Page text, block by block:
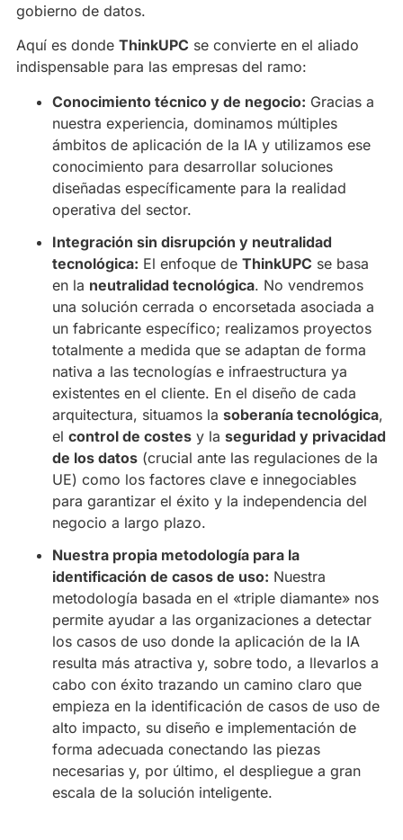
gobierno de datos.
Aquí es donde ThinkUPC se convierte en el aliado
indispensable para las empresas del ramo:
Conocimiento técnico y de negocio: Gracias a
nuestra experiencia, dominamos múltiples
ámbitos de aplicación de la IA y utilizamos ese
conocimiento para desarrollar soluciones
diseñadas específicamente para la realidad
operativa del sector.
Integración sin disrupción y neutralidad
tecnológica: El enfoque de ThinkUPC se basa
en la neutralidad tecnológica. No vendremos
una solución cerrada o encorsetada asociada a
un fabricante específico; realizamos proyectos
totalmente a medida que se adaptan de forma
nativa a las tecnologías e infraestructura ya
existentes en el cliente. En el diseño de cada
arquitectura, situamos la soberanía tecnológica,
el control de costes y la seguridad y privacidad
de los datos (crucial ante las regulaciones de la
UE) como los factores clave e innegociables
para garantizar el éxito y la independencia del
negocio a largo plazo.
Nuestra propia metodología para la
identificación de casos de uso: Nuestra
metodología basada en el «triple diamante» nos
permite ayudar a las organizaciones a detectar
los casos de uso donde la aplicación de la IA
resulta más atractiva y, sobre todo, a llevarlos a
cabo con éxito trazando un camino claro que
empieza en la identificación de casos de uso de
alto impacto, su diseño e implementación de
forma adecuada conectando las piezas
necesarias y, por último, el despliegue a gran
escala de la solución inteligente.